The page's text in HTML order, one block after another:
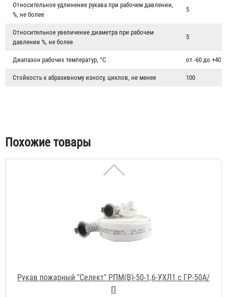
Относительное удлинение рукава при рабочем давлении,
%, не более
5
Относительное увеличение диаметра при рабочем
давлении %, не более
5
Диапазон рабочих температур, °C от -60 до +40
Стойкость к абразивному износу, циклов, не менее 100
Похожие товары
Рукав пожарный "Селект" РПМ(В)-50-1,6-УХЛ1
2 787 ₽
Рукав пожарный "Селект" РПМ(В)-50-1,6-УХЛ1 c ГР-50А/
3 230 ₽